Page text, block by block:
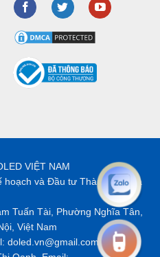
VIỆT NAM
hoạch và Đầu tư Thành phố Hà
Tuấn Tài, Phường Nghĩa Tân,
Việt Nam
doled.vn@gmail.com